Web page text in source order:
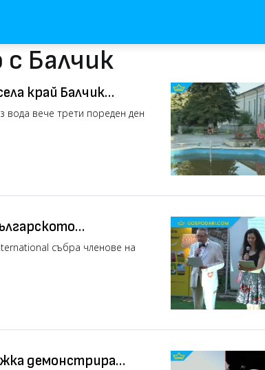
Балчик
край Балчик
вода вече трети пореден ден
Bul (РЕПОРТАЖ)
събра членове на
демонстрира